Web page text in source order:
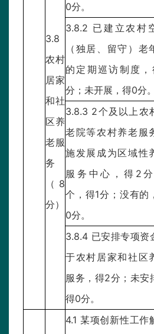
3.8
农村
居家
和社
区养
老服
务
（8
分）
0分。
3.8.2 已建立农村
（独居、留守）老
的定期巡访制度，
分；未开展，得0分。
3.8.3 2个及以上农
老院等农村养老服
施发展成为区域性
服务中心，得2分
个，得1分；没有的
0分。
3.8.4 已安排专项资
于农村居家和社区
服务，得2分；未安
得0分。
4.1 某项创新性工作